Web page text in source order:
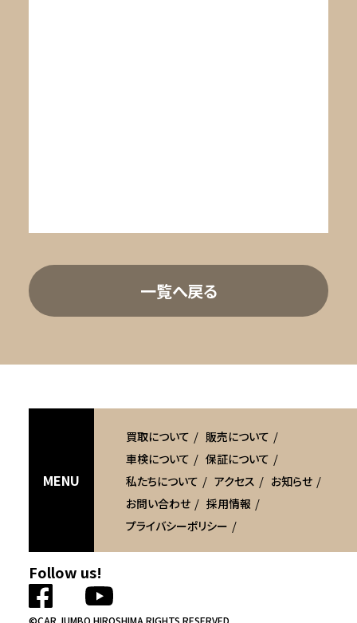
一覧へ戻る
MENU
買取について
販売について
車検について
保証について
私たちについて
アクセス
お知らせ
お問い合わせ
採用情報
プライバシーポリシー
Follow us!